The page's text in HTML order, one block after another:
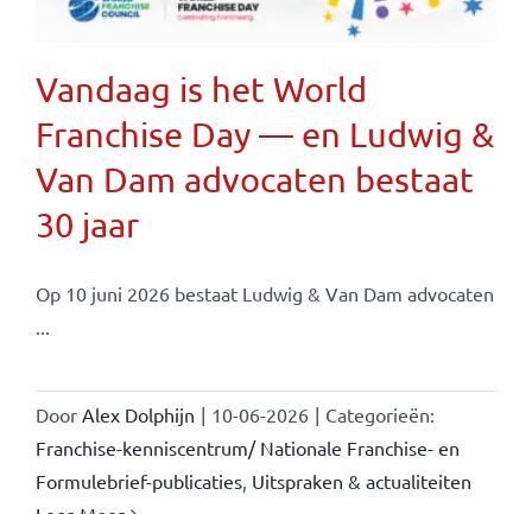
Vandaag is het World
Franchise Day — en Ludwig &
Van Dam advocaten bestaat
30 jaar
Op 10 juni 2026 bestaat Ludwig & Van Dam advocaten
Door Alex Dolphijn | 10-06-2026 | Categorieën:
Franchise-kenniscentrum/ Nationale Franchise- en
Formulebrief-publicaties, Uitspraken & actualiteiten